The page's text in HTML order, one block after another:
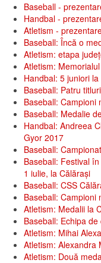
Baseball -
Handbal -
Atletism -
Baseball: Încă o
Atletism: etapa
Atletism:
Handbal: 5 juniori
Baseball: Patru
Baseball: Campioni
Baseball: Medalie
Handbal: Andreea
Gyor 2017
Baseball:
Baseball: Festival
1 iulie, la Călăraşi
Baseball: CSS
Baseball: Campioni
Atletism: Medalii la
Baseball: Echipa
Atletism: Mihai
Atletism: Alexandra
Atletism: Două